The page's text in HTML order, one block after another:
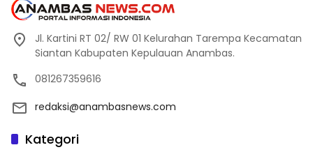
Jl. Kartini RT 02/ RW 01 Kelurahan Tarempa Kecamatan
Siantan Kabupaten Kepulauan Anambas.
081267359616
redaksi@anambasnews.com
Kategori